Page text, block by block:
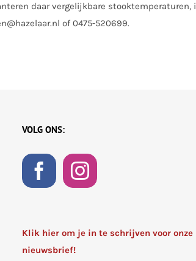
daar vergelijkbare
of 0475-520699.
VOLG ONS:
Klik hier om je in te schrijven voor onze
nieuwsbrief!